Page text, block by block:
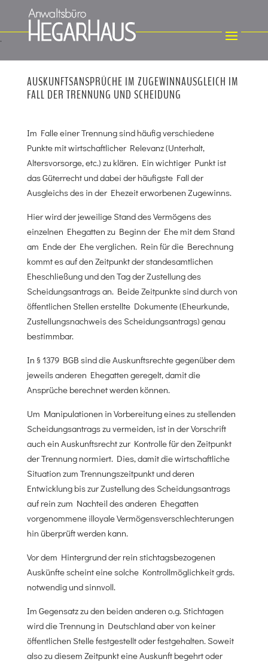
AUSKUNFTSANSPRÜCHE IM ZUGEWINNAUSGLEICH IM
FALL DER TRENNUNG UND SCHEIDUNG
Im Falle einer Trennung sind häufig verschiedene
Punkte mit wirtschaftlicher Relevanz (Unterhalt,
Altersvorsorge, etc.) zu klären. Ein wichtiger Punkt ist
das Güterrecht und dabei der häufigste Fall der
Ausgleichs des in der Ehezeit erworbenen Zugewinns.
Hier wird der jeweilige Stand des Vermögens des
einzelnen Ehegatten zu Beginn der Ehe mit dem Stand
am Ende der Ehe verglichen. Rein für die Berechnung
kommt es auf den Zeitpunkt der standesamtlichen
Eheschließung und den Tag der Zustellung des
Scheidungsantrags an. Beide Zeitpunkte sind durch von
öffentlichen Stellen erstellte Dokumente (Eheurkunde,
Zustellungsnachweis des Scheidungsantrags) genau
bestimmbar.
In § 1379 BGB sind die Auskunftsrechte gegenüber dem
jeweils anderen Ehegatten geregelt, damit die
Ansprüche berechnet werden können.
Um Manipulationen in Vorbereitung eines zu stellenden
Scheidungsantrags zu vermeiden, ist in der Vorschrift
auch ein Auskunftsrecht zur Kontrolle für den Zeitpunkt
der Trennung normiert. Dies, damit die wirtschaftliche
Situation zum Trennungszeitpunkt und deren
Entwicklung bis zur Zustellung des Scheidungsantrags
auf rein zum Nachteil des anderen Ehegatten
vorgenommene illoyale Vermögensverschlechterungen
hin überprüft werden kann.
Vor dem Hintergrund der rein stichtagsbezogenen
Auskünfte scheint eine solche Kontrollmöglichkeit grds.
notwendig und sinnvoll.
Im Gegensatz zu den beiden anderen o.g. Stichtagen
wird die Trennung in Deutschland aber von keiner
öffentlichen Stelle festgestellt oder festgehalten. Soweit
also zu diesem Zeitpunkt eine Auskunft begehrt oder